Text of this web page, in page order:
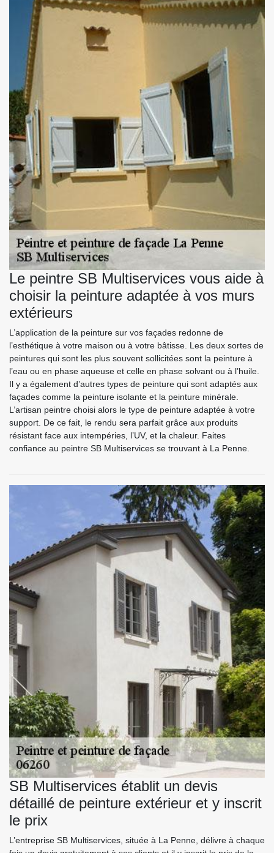
Le peintre SB Multiservices vous aide à
choisir la peinture adaptée à vos murs
extérieurs
L’application de la peinture sur vos façades redonne de
l’esthétique à votre maison ou à votre bâtisse. Les deux sortes de
peintures qui sont les plus souvent sollicitées sont la peinture à
l’eau ou en phase aqueuse et celle en phase solvant ou à l’huile.
Il y a également d’autres types de peinture qui sont adaptés aux
façades comme la peinture isolante et la peinture minérale.
L’artisan peintre choisi alors le type de peinture adaptée à votre
support. De ce fait, le rendu sera parfait grâce aux produits
résistant face aux intempéries, l’UV, et la chaleur. Faites
confiance au peintre SB Multiservices se trouvant à La Penne.
SB Multiservices établit un devis
détaillé de peinture extérieur et y inscrit
le prix
L’entreprise SB Multiservices, située à La Penne, délivre à chaque